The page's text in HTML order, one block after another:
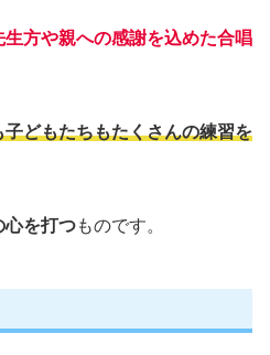
生方や親への感謝を込めた合唱
どもたちもたくさんの練習を
心を打つものです。